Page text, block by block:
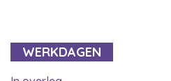
WERKDAGEN